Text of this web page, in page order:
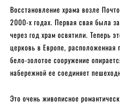
Восстановление храма возле
2000-х годах. Первая свая была
через год храм освятили. Теперь
церковь в Европе, расположенная
бело-золотое сооружение
набережной ее соединяет
Это очень живописное